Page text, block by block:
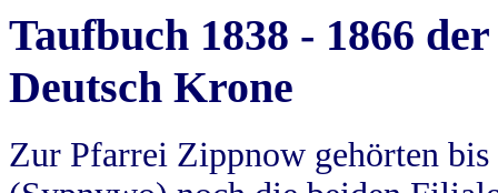
Taufbuch 1838 - 1866
Deutsch Krone
Zur Pfarrei Zippnow gehörten